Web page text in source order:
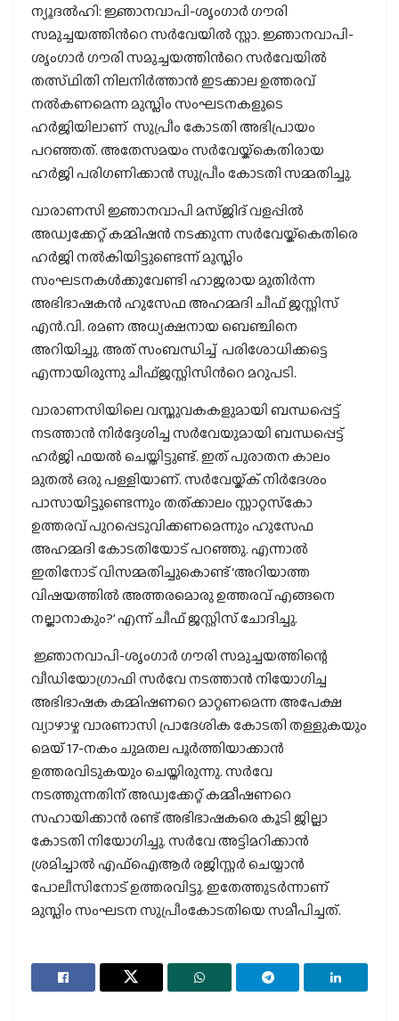
ന്യൂദല്‍ഹി: ജ്ഞാനവാപി-ശൃംഗാര്‍ ഗൗരി
സമുച്ചയത്തിന്‍റെ സര്‍വേയില്‍ സ്റ്റാ. ജ്ഞാനവാപി-
ശൃംഗാര്‍ ഗൗരി സമുച്ചയത്തിന്‍റെ സര്‍വേയില്‍
തത്സ്ഥിതി നിലനിര്‍ത്താന്‍ ഇടക്കാല ഉത്തരവ്
നല്‍കണമെന്ന മുസ്ലിം സംഘടനകളുടെ
ഹര്‍ജിയിലാണ് സുപ്രീം കോടതി അഭിപ്രായം
പറഞ്ഞത്. അതേസമയം സര്‍വേയ്ക്കെതിരായ
ഹര്‍ജി പരിഗണിക്കാന്‍ സുപ്രീം കോടതി സമ്മതിച്ചു.
വാരാണസി ജ്ഞാനവാപി മസ്ജിദ് വളപ്പില്‍
അഡ്വക്കേറ്റ് കമ്മിഷന്‍ നടക്കുന്ന സര്‍വേയ്ക്കെതിരെ
ഹര്‍ജി നല്‍കിയിട്ടുണ്ടെന്ന് മുസ്ലിം
സംഘടനകള്‍ക്കുവേണ്ടി ഹാജരായ മുതിര്‍ന്ന
അഭിഭാഷകന്‍ ഹുസേഫ അഹമ്മദി ചീഫ് ജസ്റ്റിസ്
എന്‍.വി. രമണ അധ്യക്ഷനായ ബെഞ്ചിനെ
അറിയിച്ചു. അത് സംബന്ധിച്ച് പരിശോധിക്കട്ടെ
എന്നായിരുന്നു ചീഫ്ജസ്റ്റിസിന്‍റെ മറുപടി.
വാരാണസിയിലെ വസ്തുവകകളുമായി ബന്ധപ്പെട്ട്
നടത്താന്‍ നിര്‍ദ്ദേശിച്ച സര്‍വേയുമായി ബന്ധപ്പെട്ട്
ഹര്‍ജി ഫയല്‍ ചെയ്തിട്ടുണ്ട്. ഇത് പുരാതന കാലം
മുതല്‍ ഒരു പള്ളിയാണ്. സര്‍വേയ്ക്ക് നിര്‍ദേശം
പാസായിട്ടുണ്ടെന്നും തത്ക്കാലം സ്റ്റാറ്റസ്‌കോ
ഉത്തരവ് പുറപ്പെടുവിക്കണമെന്നും ഹുസേഫ
അഹമ്മദി കോടതിയോട് പറഞ്ഞു. എന്നാല്‍
ഇതിനോട് വിസമ്മതിച്ചുകൊണ്ട് ‘അറിയാത്ത
വിഷയത്തില്‍ അത്തരമൊരു ഉത്തരവ് എങ്ങനെ
നല്കാനാകും?’ എന്ന് ചീഫ് ജസ്റ്റിസ് ചോദിച്ചു.
ജ്ഞാനവാപി-ശൃംഗാര്‍ ഗൗരി സമുച്ചയത്തിന്റെ
വീഡിയോഗ്രാഫി സര്‍വേ നടത്താന്‍ നിയോഗിച്ച
അഭിഭാഷക കമ്മിഷണറെ മാറ്റണമെന്ന അപേക്ഷ
വ്യാഴാഴ്ച വാരണാസി പ്രാദേശിക കോടതി തള്ളുകയും
മെയ് 17-നകം ചുമതല പൂര്‍ത്തിയാക്കാന്‍
ഉത്തരവിടുകയും ചെയ്തിരുന്നു. സര്‍വേ
നടത്തുന്നതിന് അഡ്വക്കേറ്റ് കമ്മീഷണറെ
സഹായിക്കാന്‍ രണ്ട് അഭിഭാഷകരെ കൂടി ജില്ലാ
കോടതി നിയോഗിച്ചു. സര്‍വേ അട്ടിമറിക്കാന്‍
ശ്രമിച്ചാല്‍ എഫ്ഐആര്‍ രജിസ്റ്റര്‍ ചെയ്യാന്‍
പോലീസിനോട് ഉത്തരവിട്ടു. ഇതേത്തുടര്‍ന്നാണ്
മുസ്ലിം സംഘടന സുപ്രീംകോടതിയെ സമീപിച്ചത്.